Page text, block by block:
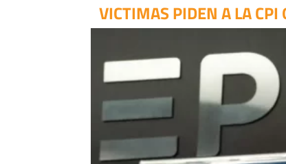
VICTIMAS PIDEN A LA CPI